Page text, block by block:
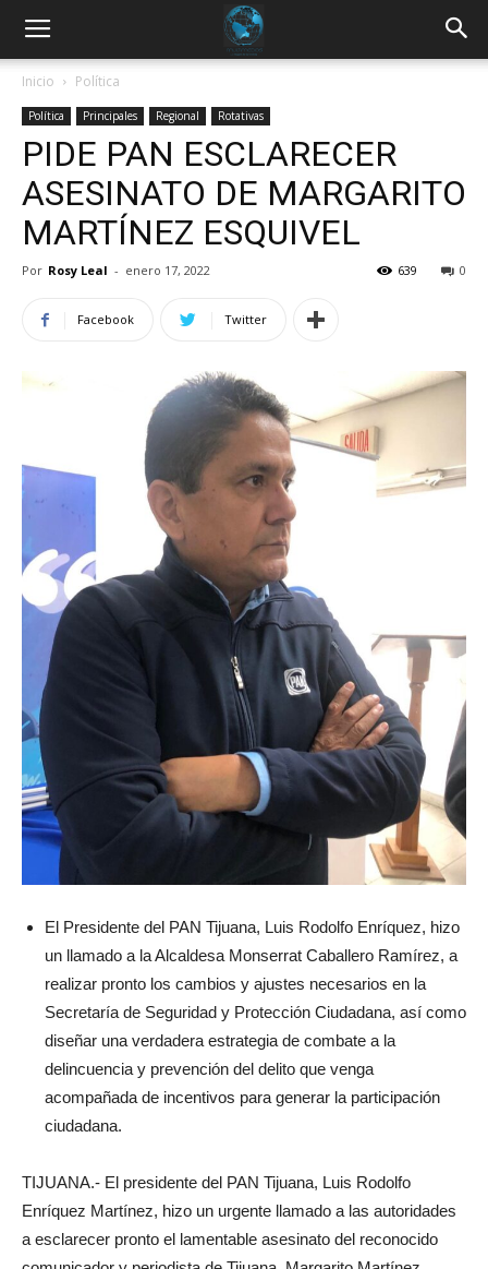
Inicio Política
Política Principales Regional Rotativas
PIDE PAN ESCLARECER
ASESINATO DE MARGARITO
MARTÍNEZ ESQUIVEL
Por Rosy Leal - enero 17, 2022 0
639
Facebook Twitter
El Presidente del PAN Tijuana, Luis Rodolfo Enríquez, hizo
un llamado a la Alcaldesa Monserrat Caballero Ramírez, a
realizar pronto los cambios y ajustes necesarios en la
Secretaría de Seguridad y Protección Ciudadana, así como
diseñar una verdadera estrategia de combate a la
delincuencia y prevención del delito que venga
acompañada de incentivos para generar la participación
ciudadana.
TIJUANA.- El presidente del PAN Tijuana, Luis Rodolfo
Enríquez Martínez, hizo un urgente llamado a las autoridades
a esclarecer pronto el lamentable asesinato del reconocido